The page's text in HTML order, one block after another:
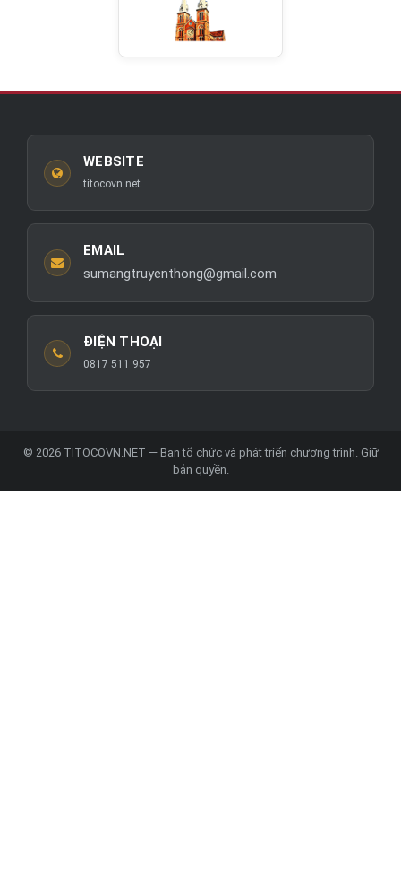
WEBSITE
titocovn.net
EMAIL
sumangtruyenthong@gmail.com
ĐIỆN THOẠI
0817 511 957
© 2026 TITOCOVN.NET — Ban tổ chức và phát triển chương trình. Giữ
bản quyền.